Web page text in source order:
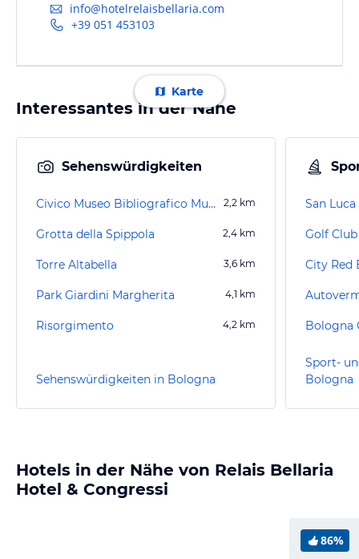
info@hotelrelaisbellaria.com
+39 051 453103
Karte
Interessantes in der Nähe
Sehenswürdigkeiten
Civico Museo Bibliografico Musicale 2,2 km
Grotta della Spippola 2,4 km
Torre Altabella 3,6 km
Park Giardini Margherita 4,1 km
Risorgimento 4,2 km
Sehenswürdigkeiten in Bologna
San Luca
Golf
City Red
Bologna
Sport-
Bologna
Hotels in der Nähe von Relais Bellaria
Hotel & Congressi
86%